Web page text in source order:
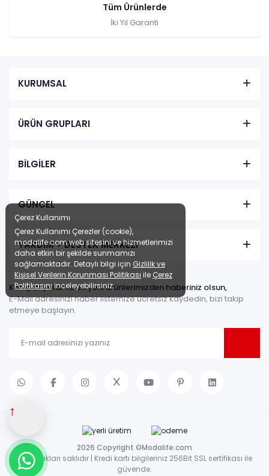
↑
Tüm Ürünlerde
İki Yıl Garanti
KURUMSAL
ÜRÜN GRUPLARI
BİLGİLER
GÜNCEL
YARDIM + DESTEK MERKEZİ
Kampanyalar ve en yeni ürünlerimizden haberiniz olsun,
E-Mail adresinizi haber listemize ücretsiz kaydedin, bizi takip
etmeye başlayın.
2026 Copyright ©Modalife.com
Tüm hakları saklıdır | Kredi kartı bilgileriniz 256Bit SSL sertifikası ile
güvende.
Çerez Kullanımı
Çerez Kullanımı Çerezler (cookie),
modalife.com web sitesini ve hizmetlerimizi
daha etkin bir şekilde sunmamızı
sağlamaktadır. Detaylı bilgi için Gizlilik ve
Kişisel Verilerin Korunması Politikası ile Çerez
Politikasınıinceleyebilirsiniz.